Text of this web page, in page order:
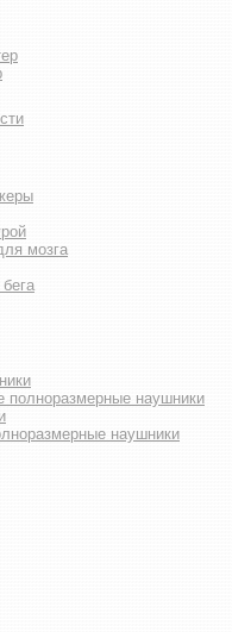
мозга
полноразмерные наушники
наушники